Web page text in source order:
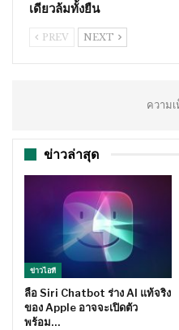
เดียวล้มทั้งยืน
PREV NEXT
ความ
ข่าวล่าสุด
ข่าวไอที
ลือ Siri Chatbot ร่าง AI แท้จริง
ของ Apple อาจจะเปิดตัว
พร้อม…